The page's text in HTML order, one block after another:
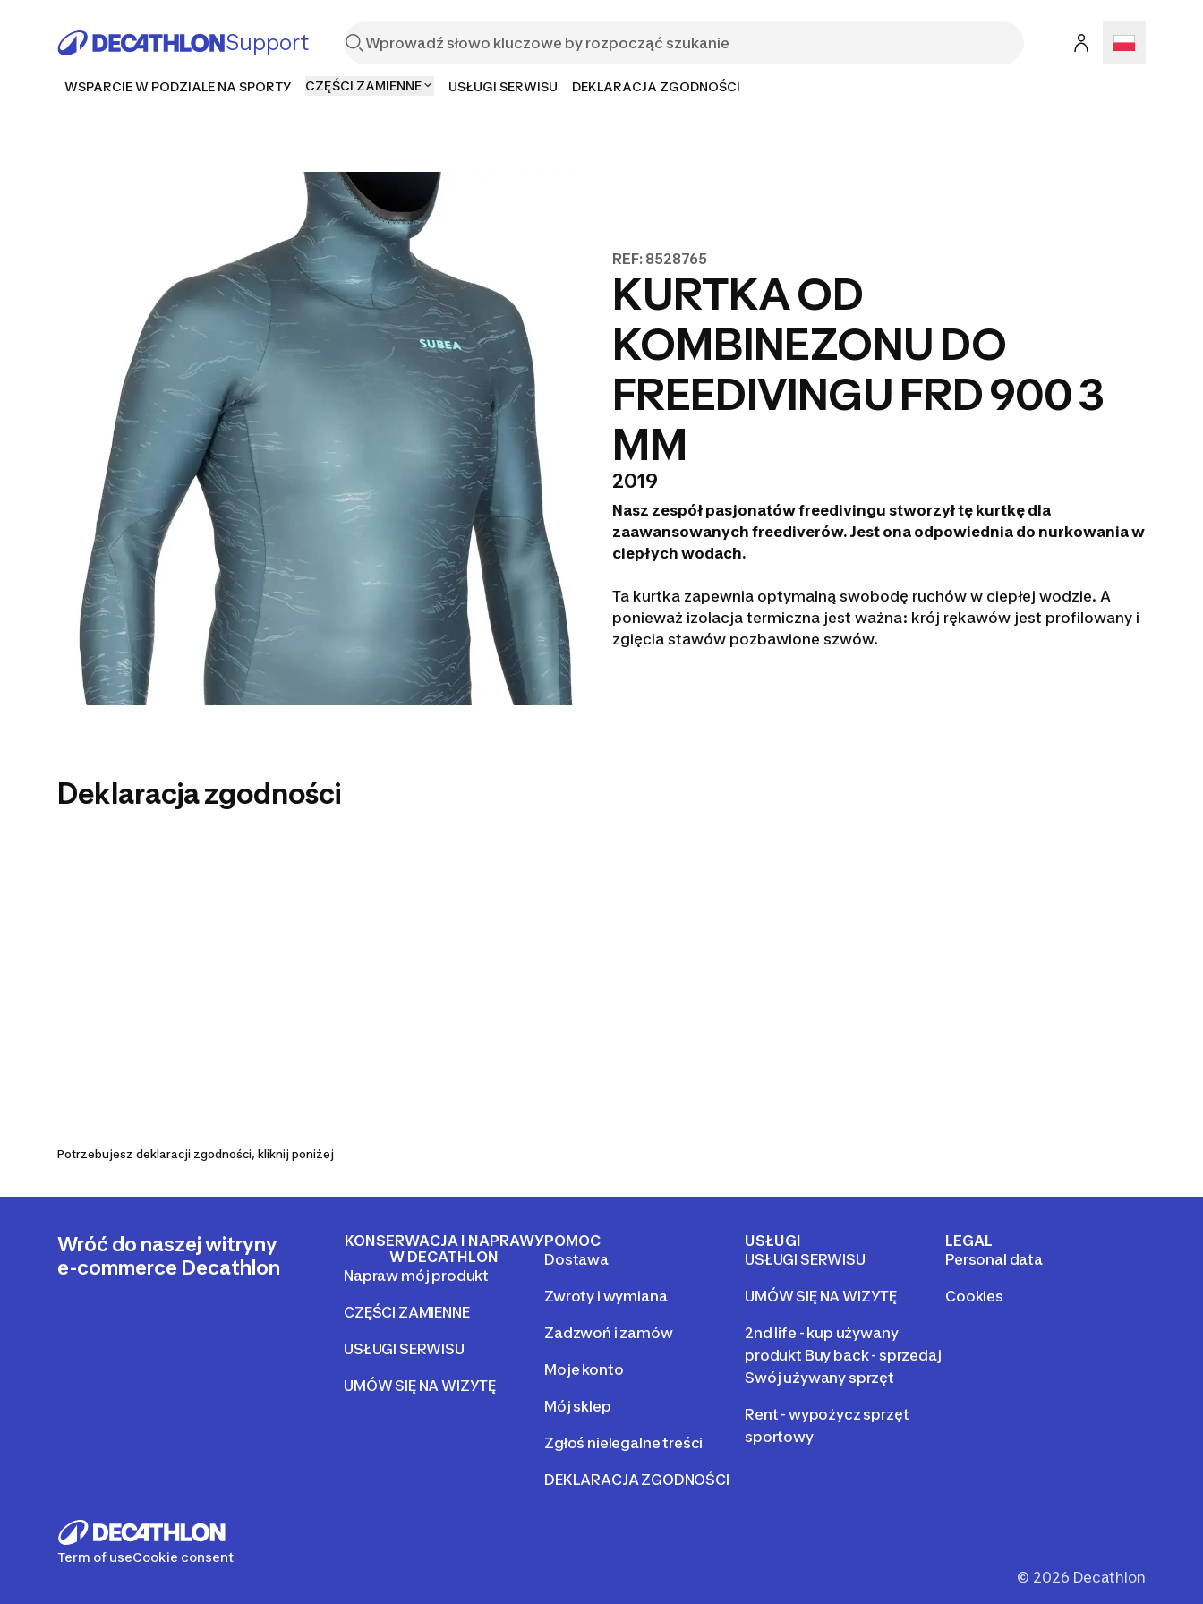
Support
WSPARCIE W PODZIALE NA SPORTY CZĘŚCI ZAMIENNE USŁUGI SERWISU DEKLARACJA ZGODNOŚCI
REF: 8528765
KURTKA OD
KOMBINEZONU DO
FREEDIVINGU FRD 900 3
MM
2019
Nasz zespół pasjonatów freedivingu stworzył tę kurtkę dla
zaawansowanych freediverów. Jest ona odpowiednia do nurkowania w
ciepłych wodach.
Ta kurtka zapewnia optymalną swobodę ruchów w ciepłej wodzie. A
ponieważ izolacja termiczna jest ważna: krój rękawów jest profilowany i
zgięcia stawów pozbawione szwów.
Deklaracja zgodności
Potrzebujesz deklaracji zgodności, kliknij poniżej
Wróć do naszej witryny
e-commerce Decathlon
KONSERWACJA I NAPRAWY
W DECATHLON
Napraw mój produkt
CZĘŚCI ZAMIENNE
USŁUGI SERWISU
UMÓW SIĘ NA WIZYTĘ
POMOC
Dostawa
Zwroty i wymiana
Zadzwoń i zamów
Moje konto
Mój sklep
Zgłoś nielegalne treści
DEKLARACJA ZGODNOŚCI
USŁUGI
USŁUGI SERWISU
UMÓW SIĘ NA WIZYTĘ
2nd life - kup używany
produkt Buy back - sprzedaj
Swój używany sprzęt
Rent - wypożycz sprzęt
sportowy
LEGAL
Personal data
Cookies
Term of useCookie consent
© 2026 Decathlon